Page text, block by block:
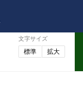
文字サイズ
標準 拡大